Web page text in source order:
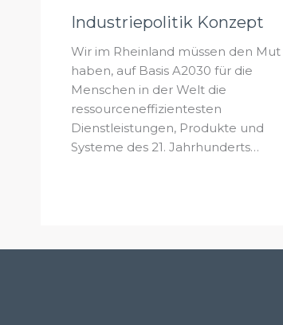
Industriepolitik Konzept
Wir im Rheinland müssen den Mut
haben, auf Basis A2030 für die
Menschen in der Welt die
ressourceneffizientesten
Dienstleistungen, Produkte und
Systeme des 21. Jahrhunderts…